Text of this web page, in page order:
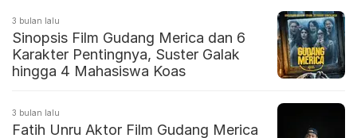
3 bulan lalu
Sinopsis Film Gudang Merica dan 6
Karakter Pentingnya, Suster Galak
hingga 4 Mahasiswa Koas
3 bulan lalu
Fatih Unru Aktor Film Gudang Merica